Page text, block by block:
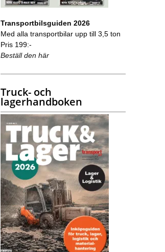
Transportbilsguiden 2026
Med alla transportbilar upp till 3,5 ton
Pris 199:-
Beställ den här
Truck- och
lagerhandboken